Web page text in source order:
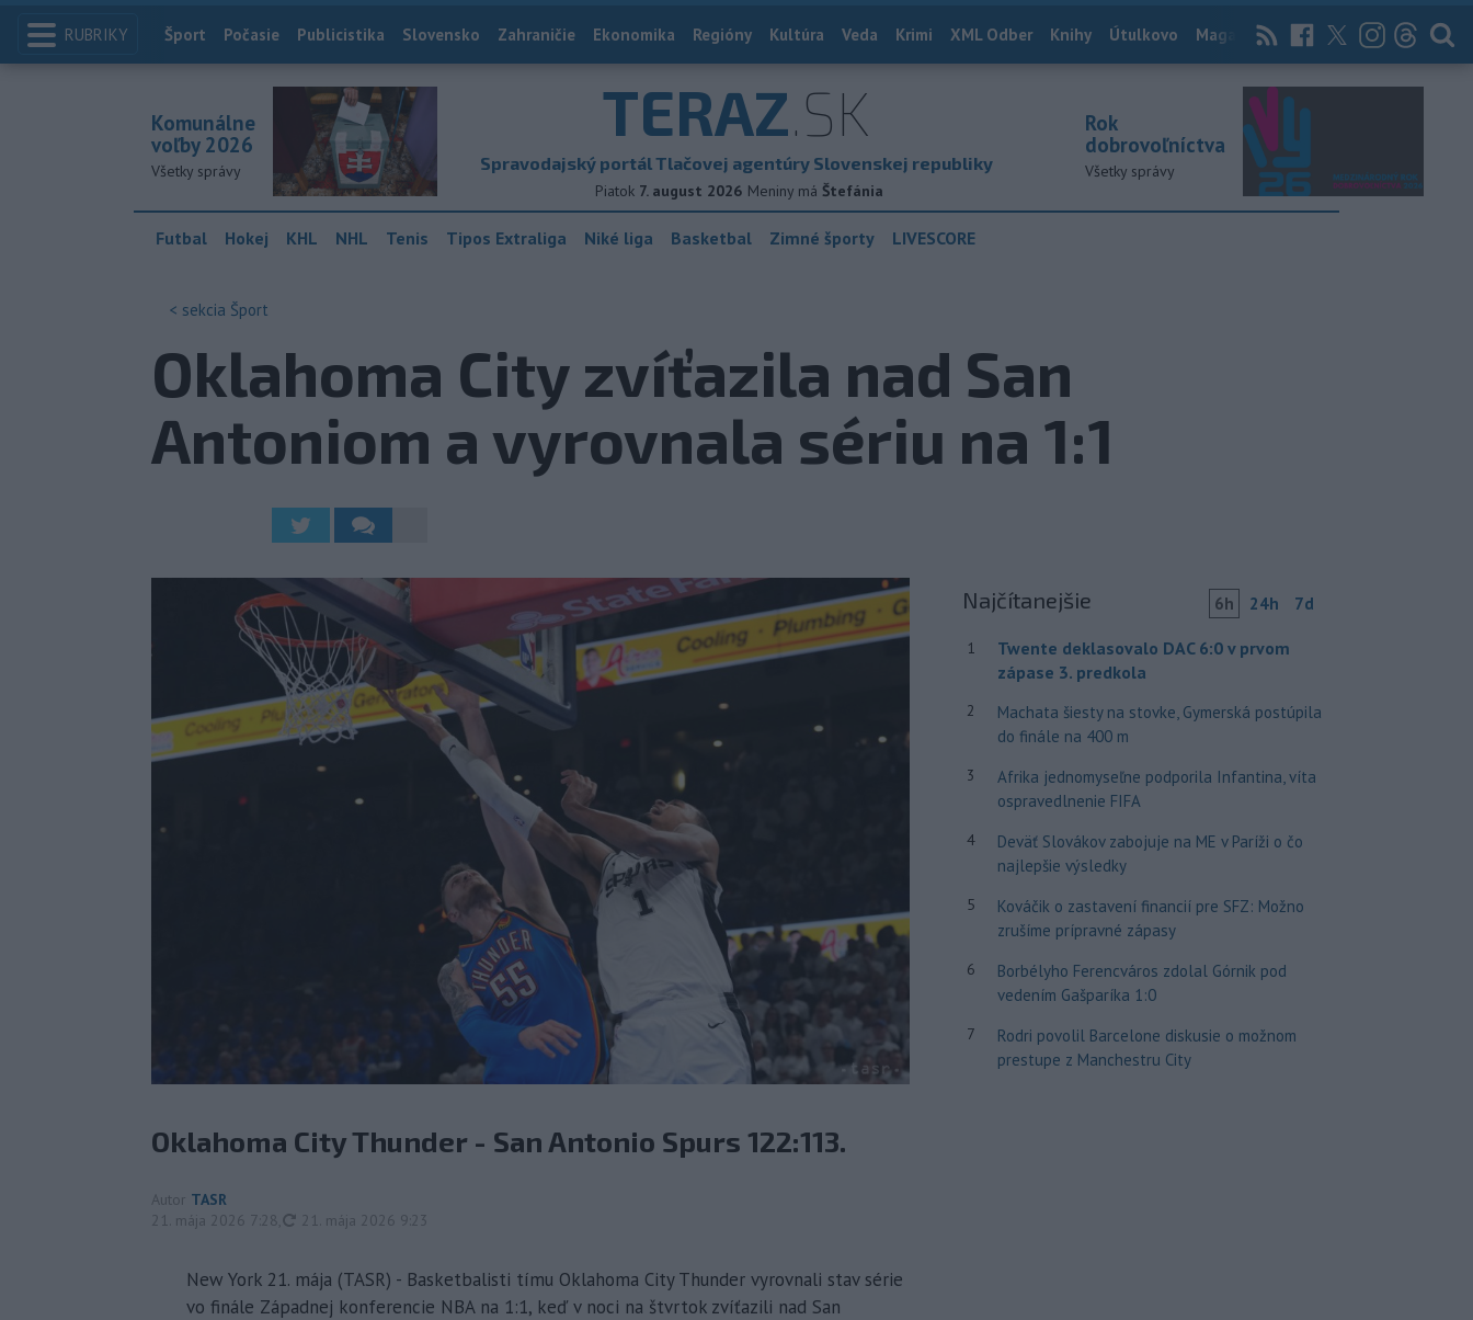
RUBRIKY Index
Šport Počasie Publicistika Slovensko Zahraničie Ekonomika Regióny Kultúra Veda Krimi XML Odber Knihy Útulkovo Magazín News Now Archív
TERAZ.SK
Spravodajský portál Tlačovej agentúry Slovenskej republiky
Piatok 7. august 2026 Meniny má Štefánia
Komunálne
voľby 2026
Všetky správy
Rok
dobrovoľníctva
Všetky správy
Futbal Hokej KHL NHL Tenis Tipos Extraliga Niké liga Basketbal Zimné športy LIVESCORE
< sekcia Šport
Oklahoma City zvíťazila nad San
Antoniom a vyrovnala sériu na 1:1
Oklahoma City Thunder - San Antonio Spurs 122:113.
Autor TASR
21. mája 2026 7:28
aktualizované
21. mája 2026 9:23
New York 21. mája (TASR) - Basketbalisti tímu Oklahoma City Thunder vyrovnali stav série
vo finále Západnej konferencie NBA na 1:1, keď v noci na štvrtok zvíťazili nad San
Najčítanejšie 6h 24h 7d
1
Twente deklasovalo DAC 6:0 v prvom
zápase 3. predkola
2
Machata šiesty na stovke, Gymerská postúpila
do finále na 400 m
3
Afrika jednomyseľne podporila Infantina, víta
ospravedlnenie FIFA
4
Deväť Slovákov zabojuje na ME v Paríži o čo
najlepšie výsledky
5
Kováčik o zastavení financií pre SFZ: Možno
zrušíme prípravné zápasy
6
Borbélyho Ferencváros zdolal Górnik pod
vedením Gašparíka 1:0
7
Rodri povolil Barcelone diskusie o možnom
prestupe z Manchestru City